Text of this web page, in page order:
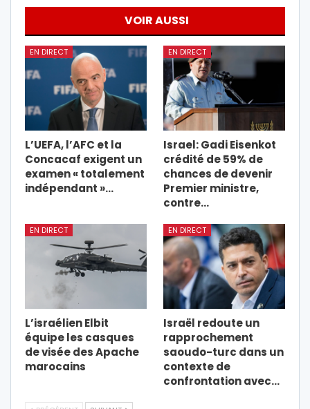
VOIR AUSSI
EN DIRECT
L’UEFA, l’AFC et la
Concacaf exigent un
examen « totalement
indépendant »…
EN DIRECT
Israel: Gadi Eisenkot
crédité de 59% de
chances de devenir
Premier ministre,
contre…
EN DIRECT
L’israélien Elbit
équipe les casques
de visée des Apache
marocains
EN DIRECT
Israël redoute un
rapprochement
saoudo-turc dans un
contexte de
confrontation avec…